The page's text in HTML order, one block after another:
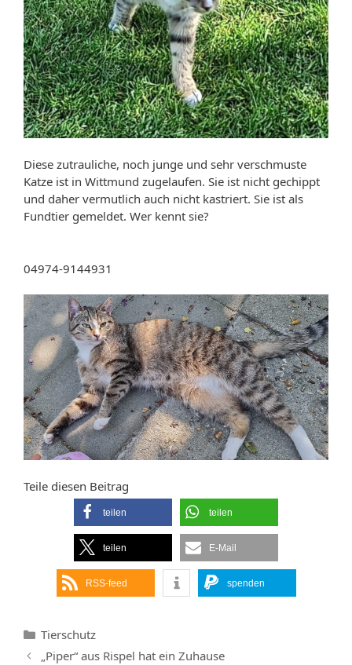
Diese zutrauliche, noch junge und sehr verschmuste
Katze ist in Wittmund zugelaufen. Sie ist nicht gechippt
und daher vermutlich auch nicht kastriert. Sie ist als
Fundtier gemeldet. Wer kennt sie?
04974-9144931
Teile diesen Beitrag
teilen teilen
teilen E-Mail
RSS-feed spenden
Kategorien
Tierschutz
„Piper“ aus Rispel hat ein Zuhause